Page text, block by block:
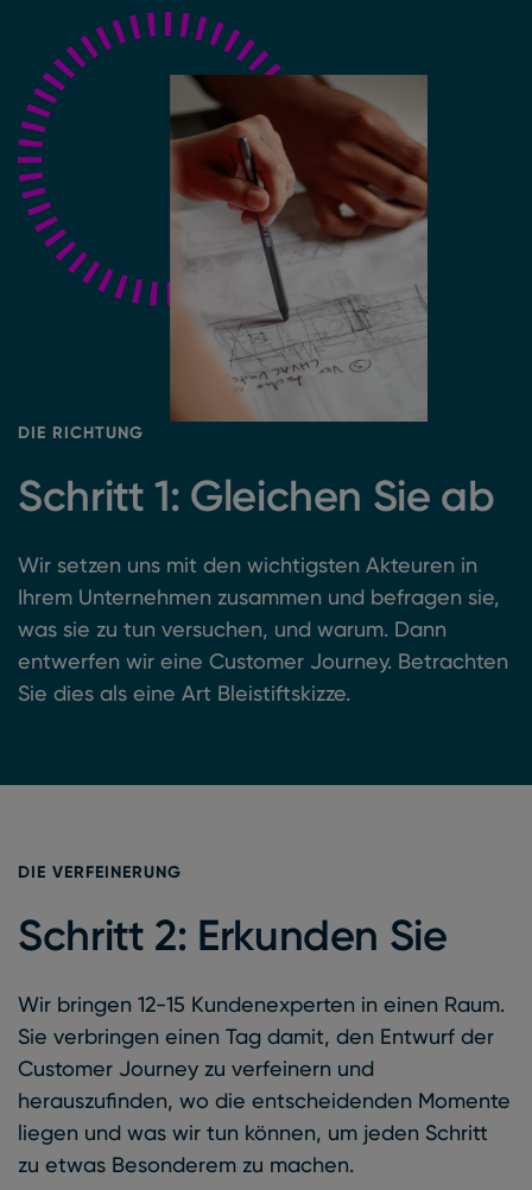
DIE RICHTUNG
Schritt 1: Gleichen Sie ab
Wir setzen uns mit den wichtigsten Akteuren in
Ihrem Unternehmen zusammen und befragen sie,
was sie zu tun versuchen, und warum. Dann
entwerfen wir eine Customer Journey. Betrachten
Sie dies als eine Art Bleistiftskizze.
DIE VERFEINERUNG
Schritt 2: Erkunden Sie
Wir bringen 12-15 Kundenexperten in einen Raum.
Sie verbringen einen Tag damit, den Entwurf der
Customer Journey zu verfeinern und
herauszufinden, wo die entscheidenden Momente
liegen und was wir tun können, um jeden Schritt
zu etwas Besonderem zu machen.